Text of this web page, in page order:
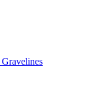
Gravelines